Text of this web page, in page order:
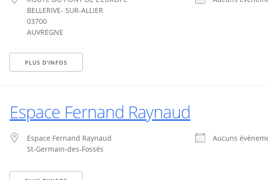
BELLERIVE- SUR-ALLIER
03700
AUVREGNE
PLUS D’INFOS
Espace Fernand Raynaud
Espace Fernand Raynaud
St-Germain-des-Fossés
Aucuns